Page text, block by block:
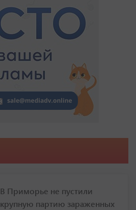
В Приморье не пустили
крупную партию зараженных